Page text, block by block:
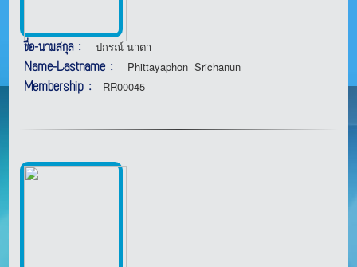
ชื่อ-นามสกุล : ปกรณ์ นาตา
Name-Lastname : Phittayaphon Srichanun
Membership : RR00045